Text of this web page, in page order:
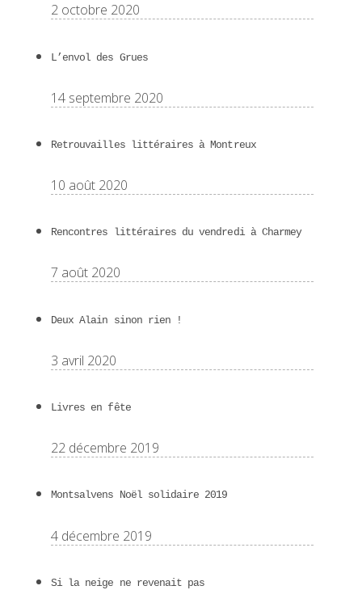
2 octobre 2020
L’envol des Grues
14 septembre 2020
Retrouvailles littéraires à Montreux
10 août 2020
Rencontres littéraires du vendredi à Charmey
7 août 2020
Deux Alain sinon rien !
3 avril 2020
Livres en fête
22 décembre 2019
Montsalvens Noël solidaire 2019
4 décembre 2019
Si la neige ne revenait pas